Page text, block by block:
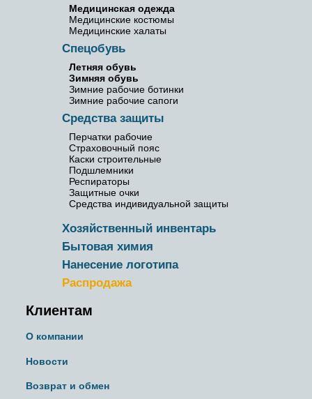
Медицинская одежда
Медицинские костюмы
Медицинские халаты
Спецобувь
Летняя обувь
Зимняя обувь
Зимние рабочие ботинки
Зимние рабочие сапоги
Средства защиты
Перчатки рабочие
Страховочный пояс
Каски строительные
Подшлемники
Респираторы
Защитные очки
Средства индивидуальной защиты
Хозяйственный инвентарь
Бытовая химия
Нанесение логотипа
Распродажа
Клиентам
О компании
Новости
Возврат и обмен